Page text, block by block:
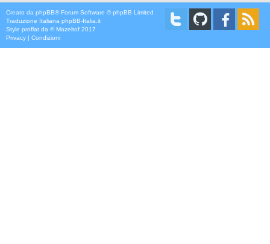
Creato da phpBB® Forum Software © phpBB Limited
Traduzione Italiana phpBB-Italia.it
Style proflat da ©Mazeltof 2017
Privacy | Condizioni